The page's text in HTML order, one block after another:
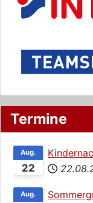
Termine
22
Aug.
Aug.